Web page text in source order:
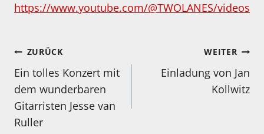
https://www.youtube.com/@TWOLANES/videos
Beitragsnavigation
ZURÜCK
Ein tolles Konzert mit
dem wunderbaren
Gitarristen Jesse van
Ruller
WEITER
Einladung von Jan
Kollwitz